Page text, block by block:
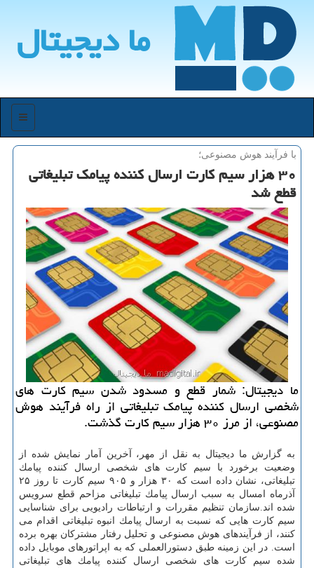
ما دیجیتال
منو
با فرآیند هوش مصنوعی؛
۳۰ هزار سیم كارت ارسال كننده پیامك تبلیغاتی
قطع شد
ما دیجیتال: شمار قطع و مسدود شدن سیم كارت های
شخصی ارسال كننده پیامك تبلیغاتی از راه فرآیند هوش
مصنوعی، از مرز ۳۰ هزار سیم كارت گذشت.
به گزارش ما دیجیتال به نقل از مهر، آخرین آمار نمایش شده از
وضعیت برخورد با سیم كارت های شخصی ارسال كننده پیامك
تبلیغاتی، نشان داده است كه ۳۰ هزار و ۹۰۵ سیم كارت تا روز ۲۵
آذرماه امسال به سبب ارسال پیامك تبلیغاتی مزاحم قطع سرویس
شده اند.سازمان تنظیم مقررات و ارتباطات رادیویی برای شناسایی
سیم كارت هایی كه نسبت به ارسال پیامك انبوه تبلیغاتی اقدام می
كنند، از فرآیندهای هوش مصنوعی و تحلیل رفتار مشتركان بهره برده
است. در این زمینه طبق دستورالعملی كه به اپراتورهای موبایل داده
شده سیم كارت های شخصی ارسال كننده پیامك های تبلیغاتی